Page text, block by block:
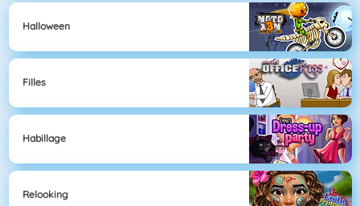
Halloween
Filles
Habillage
Relooking